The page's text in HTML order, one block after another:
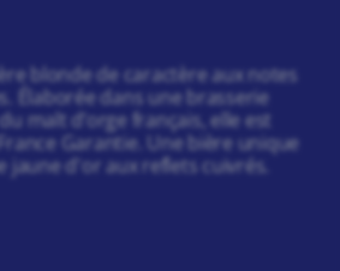
blonde de caractère aux notes
Élaborée dans une brasserie
malt d’orge français, elle est
Garantie. Une bière unique
jaune d'or aux reflets cuivrés.